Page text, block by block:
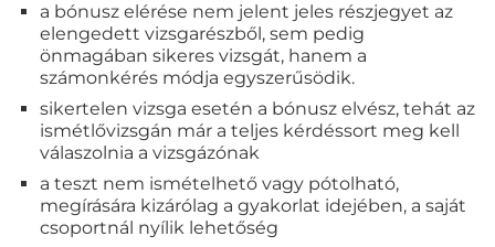
a bónusz elérése nem jelent jeles részjegyet az
elengedett vizsgarészből, sem pedig
önmagában sikeres vizsgát, hanem a
számonkérés módja egyszerűsödik.
sikertelen vizsga esetén a bónusz elvész, tehát az
ismétlővizsgán már a teljes kérdéssort meg kell
válaszolnia a vizsgázónak
a teszt nem ismételhető vagy pótolható,
megírására kizárólag a gyakorlat idejében, a saját
csoportnál nyílik lehetőség